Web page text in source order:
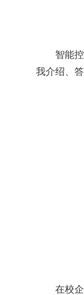
智能
我介绍、
在校